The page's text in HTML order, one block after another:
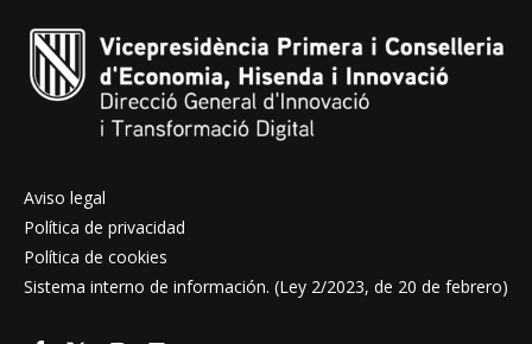
Aviso legal
Política de privacidad
Política de cookies
Sistema interno de información. (Ley 2/2023, de 20 de febrero)